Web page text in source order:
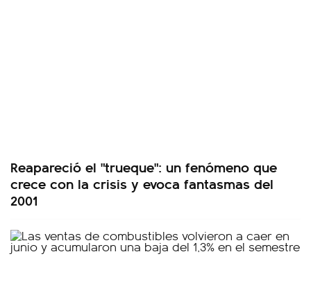
Reapareció el "trueque": un fenómeno que
crece con la crisis y evoca fantasmas del
2001